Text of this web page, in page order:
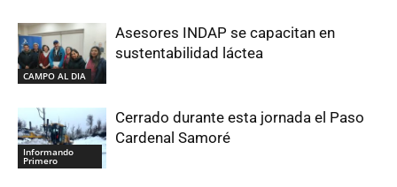
CAMPO AL DIA
Asesores INDAP se capacitan en
sustentabilidad láctea
Informando
Primero
Cerrado durante esta jornada el Paso
Cardenal Samoré